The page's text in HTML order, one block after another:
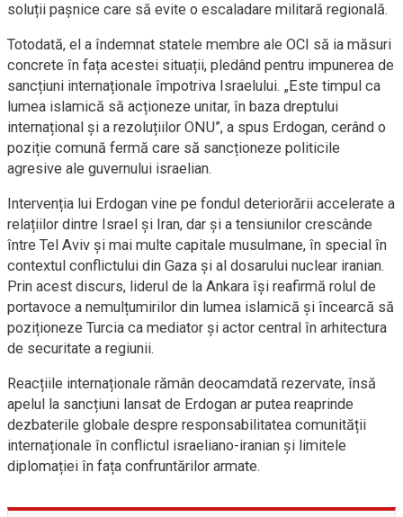
soluții pașnice care să evite o escaladare militară regională.
Totodată, el a îndemnat statele membre ale OCI să ia măsuri
concrete în fața acestei situații, pledând pentru impunerea de
sancțiuni internaționale împotriva Israelului. „Este timpul ca
lumea islamică să acționeze unitar, în baza dreptului
internațional și a rezoluțiilor ONU”, a spus Erdogan, cerând o
poziție comună fermă care să sancționeze politicile
agresive ale guvernului israelian.
Intervenția lui Erdogan vine pe fondul deteriorării accelerate a
relațiilor dintre Israel și Iran, dar și a tensiunilor crescânde
între Tel Aviv și mai multe capitale musulmane, în special în
contextul conflictului din Gaza și al dosarului nuclear iranian.
Prin acest discurs, liderul de la Ankara își reafirmă rolul de
portavoce a nemulțumirilor din lumea islamică și încearcă să
poziționeze Turcia ca mediator și actor central în arhitectura
de securitate a regiunii.
Reacțiile internaționale rămân deocamdată rezervate, însă
apelul la sancțiuni lansat de Erdogan ar putea reaprinde
dezbaterile globale despre responsabilitatea comunității
internaționale în conflictul israeliano-iranian și limitele
diplomației în fața confruntărilor armate.